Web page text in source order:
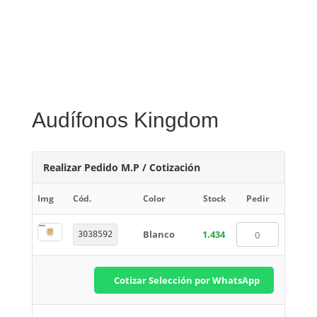
Audífonos Kingdom
Realizar Pedido M.P / Cotización
Img Cód. Color Stock Pedir
3038592 Blanco 1.434
Cotizar Selección por WhatsApp